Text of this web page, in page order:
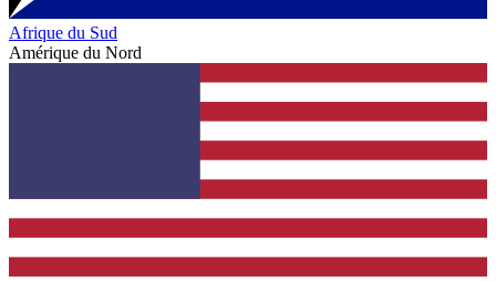
Afrique du Sud
Amérique du Nord